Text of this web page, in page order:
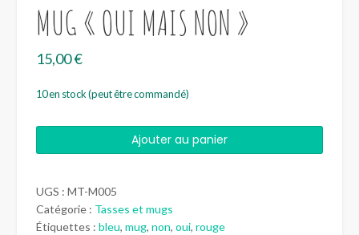
MUG « OUI MAIS NON »
15,00€
10 en stock (peut être commandé)
de
"Oui
mais
non"
Ajouter au panier
UGS : MT-M005
Catégorie : Tasses et mugs
Étiquettes : bleu, mug, non, oui, rouge